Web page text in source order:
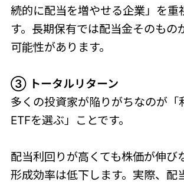
続的に配当を増やせる企業」を重
す。長期保有では配当金そのもの
可能性があります。
③ トータルリターン
多くの投資家が陥りがちなのが「
ETFを選ぶ」ことです。
配当利回りが高くても株価が伸び
形成効率は低下します。実際、配